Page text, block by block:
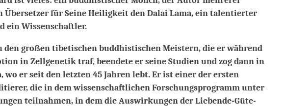
Übersetzer für Seine Heiligkeit den Dalai Lama, ein talentierter
ein Wissenschaftler.
großen tibetischen buddhistischen Meistern, die er während
in Zellgenetik traf, beendete er seine Studien und zog dann in
wo er seit den letzten 45 Jahren lebt. Er ist einer der ersten
die in dem wissenschaftlichen Forschungsprogramm unter
teilnahmen, in dem die Auswirkungen der Liebende-Güte-